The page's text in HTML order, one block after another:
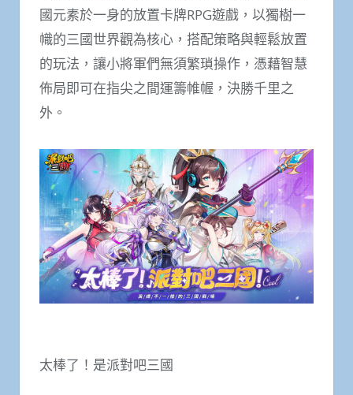
國元素於一身的放置卡牌RPG遊戲，以獨樹一
幟的三國世界觀為核心，搭配策略與輕鬆放置
的玩法，讓小將軍們無須繁瑣操作，憑藉智慧
佈局即可在指尖之間運籌帷幄，決勝千里之
外。
太棒了！是派對吧三國